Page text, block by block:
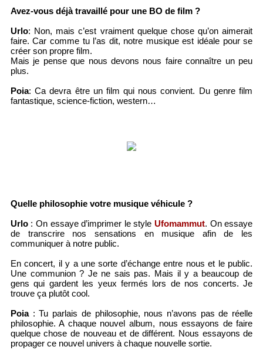
Avez-vous déjà travaillé pour une BO de film ?
Urlo: Non, mais c’est vraiment quelque chose qu’on aimerait
faire. Car comme tu l’as dit, notre musique est idéale pour se
créer son propre film.
Mais je pense que nous devons nous faire connaître un peu
plus.
Poia: Ca devra être un film qui nous convient. Du genre film
fantastique, science-fiction, western…
Quelle philosophie votre musique véhicule ?
Urlo: On essaye d’imprimer le style Ufomammut. On essaye
de transcrire nos sensations en musique afin de les
communiquer à notre public.
En concert, il y a une sorte d’échange entre nous et le public.
Une communion ? Je ne sais pas. Mais il y a beaucoup de
gens qui gardent les yeux fermés lors de nos concerts. Je
trouve ça plutôt cool.
Poia: Tu parlais de philosophie, nous n’avons pas de réelle
philosophie. A chaque nouvel album, nous essayons de faire
quelque chose de nouveau et de différent. Nous essayons de
propager ce nouvel univers à chaque nouvelle sortie.